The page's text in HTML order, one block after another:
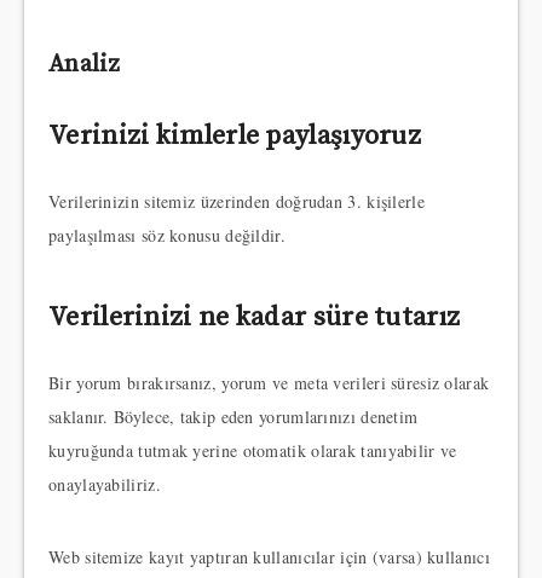
Analiz
Verinizi kimlerle paylaşıyoruz
Verilerinizin sitemiz üzerinden doğrudan 3. kişilerle
paylaşılması söz konusu değildir.
Verilerinizi ne kadar süre tutarız
Bir yorum bırakırsanız, yorum ve meta verileri süresiz olarak
saklanır. Böylece, takip eden yorumlarınızı denetim
kuyruğunda tutmak yerine otomatik olarak tanıyabilir ve
onaylayabiliriz.
Web sitemize kayıt yaptıran kullanıcılar için (varsa) kullanıcı